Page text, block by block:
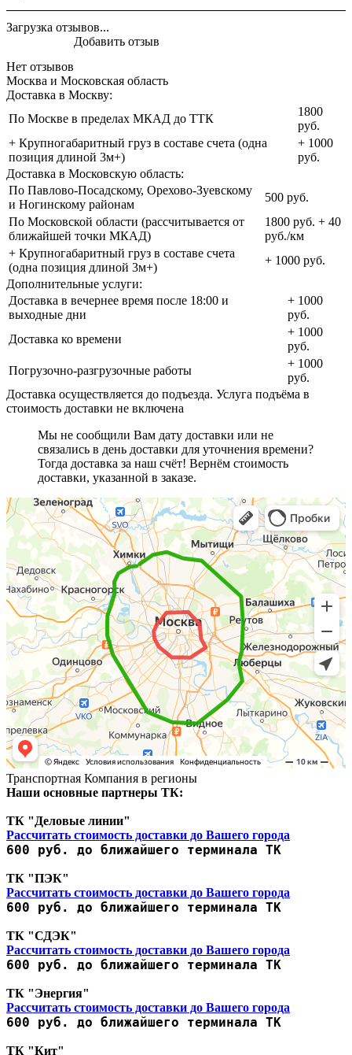
Загрузка отзывов...
Нет отзывов
Добавить отзыв
Москва и Московская область
Доставка в Москву:
По Москве в пределах МКАД до ТТК
1800
руб.
+ Крупногабаритный груз в составе счета (одна
позиция длиной 3м+)
+ 1000
руб.
Доставка в Московскую область:
По Павлово-Посадскому, Орехово-Зуевскому
и Ногинскому районам
500 руб.
По Московской области (рассчитывается от
ближайшей точки МКАД)
1800 руб. + 40
руб./км
+ Крупногабаритный груз в составе счета
(одна позиция длиной 3м+)
+ 1000 руб.
Дополнительные услуги:
Доставка в вечернее время после 18:00 и
выходные дни
+ 1000
руб.
Доставка ко времени
+ 1000
руб.
Погрузочно-разгрузочные работы
+ 1000
руб.
Доставка осуществляется до подъезда. Услуга подъёма в
стоимость доставки не включена
Мы не сообщили Вам дату доставки или не
связались в день доставки для уточнения времени?
Тогда доставка за наш счёт! Вернём стоимость
доставки, указанной в заказе.
Транспортная Компания в регионы
Наши основные партнеры ТК:
ТК "Деловые линии"
Рассчитать стоимость доставки до Вашего города
600 руб. до ближайшего терминала ТК
ТК "ПЭК"
Рассчитать стоимость доставки до Вашего города
600 руб. до ближайшего терминала ТК
ТК "СДЭК"
Рассчитать стоимость доставки до Вашего города
600 руб. до ближайшего терминала ТК
ТК "Энергия"
Рассчитать стоимость доставки до Вашего города
600 руб. до ближайшего терминала ТК
ТК "Кит"